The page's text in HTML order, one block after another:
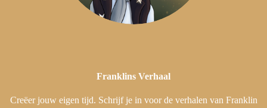
Franklins Verhaal
Creëer jouw eigen tijd. Schrijf je in voor de verhalen van Franklin